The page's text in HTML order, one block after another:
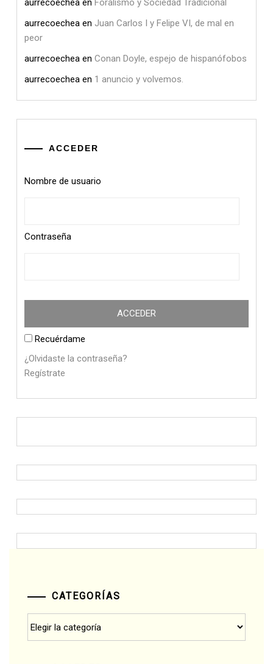
aurrecoechea en Foralismo y Sociedad Tradicional
aurrecoechea en Juan Carlos I y Felipe VI, de mal en
peor
aurrecoechea en Conan Doyle, espejo de hispanófobos
aurrecoechea en 1 anuncio y volvemos.
ACCEDER
Nombre de usuario
Contraseña
Recuérdame
¿Olvidaste la contraseña?
Regístrate
CATEGORÍAS